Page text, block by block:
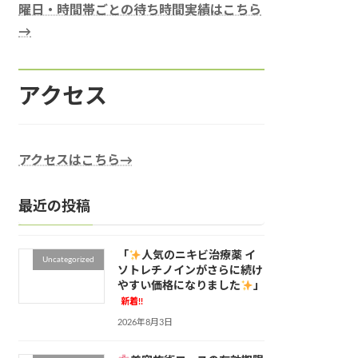
曜日・時間帯ごとの待ち時間実績はこちら
→
アクセス
アクセスはこちら→
最近の投稿
Uncategorized 「
人気のニキビ治療薬 イ
ソトレチノインがさらに続け
やすい価格になりました
」
新着!!
2026年8月3日